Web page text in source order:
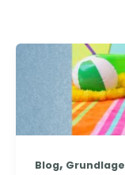
Blog,